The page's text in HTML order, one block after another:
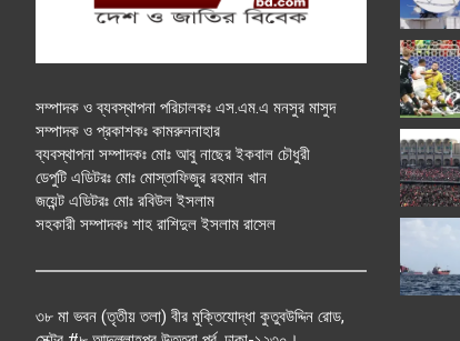
সম্পাদক ও ব্যবস্থাপনা পরিচালকঃ এস.এম.এ মনসুর মাসুদ
সম্পাদক ও প্রকাশকঃ কামরুননাহার
ব্যবস্থাপনা সম্পাদকঃ মোঃ আবু নাছের ইকবাল চৌধুরী
ডেপুটি এডিটরঃ মোঃ মোস্তাফিজুর রহমান খান
জয়েন্ট এডিটরঃ মোঃ রবিউল ইসলাম
সহকারী সম্পাদকঃ শাহ রাশিদুল ইসলাম রাসেল
৩৮ মা ভবন (তৃতীয় তলা) বীর মুক্তিযোদ্ধা কুতুবউদ্দিন রোড,